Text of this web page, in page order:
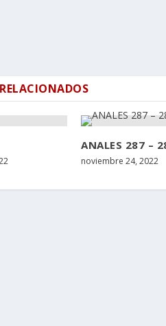
ANALES 287 –
noviembre 24, 2022